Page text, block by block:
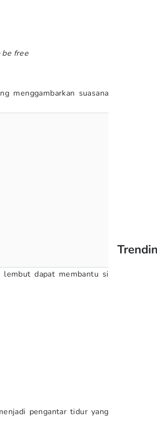
free
menggambarkan suasana
lembut dapat membantu si
pengantar tidur yang